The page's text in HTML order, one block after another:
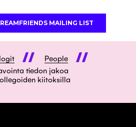
People
tiedon jakoa
kiitoksilla